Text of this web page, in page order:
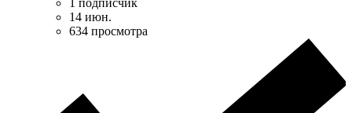
14 июн.
634 просмотра